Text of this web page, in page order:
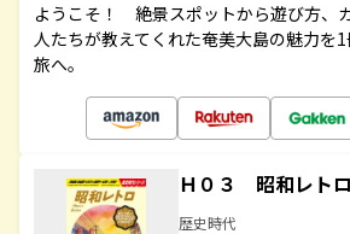
ようこそ！ 絶景スポットから遊び方、
人たちが教えてくれた奄美大島の魅力を
旅へ。
Ｈ０３ 昭和レトロ
歴史時代